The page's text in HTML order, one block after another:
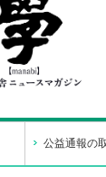
公益通報の